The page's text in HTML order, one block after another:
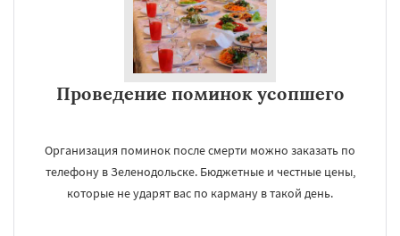
Проведение поминок усопшего
Организация поминок после смерти можно заказать по
телефону в Зеленодольске. Бюджетные и честные цены,
которые не ударят вас по карману в такой день.